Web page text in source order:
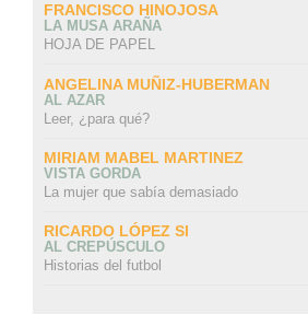
FRANCISCO HINOJOSA
LA MUSA ARAÑA
HOJA DE PAPEL
ANGELINA MUÑIZ-HUBERMAN
AL AZAR
Leer, ¿para qué?
MIRIAM MABEL MARTINEZ
VISTA GORDA
La mujer que sabía demasiado
RICARDO LÓPEZ SI
AL CREPÚSCULO
Historias del futbol